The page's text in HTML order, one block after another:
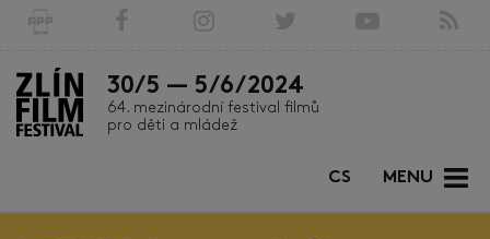
30/5 — 5/6/2024
64. mezinárodní festival filmů
pro děti a mládež
MENU
CS